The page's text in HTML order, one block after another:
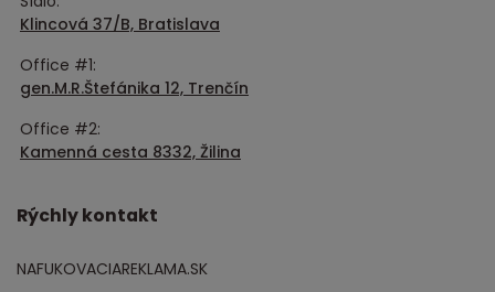
Klincová 37/B, Bratislava
Office #1:
gen.M.R.Štefánika 12, Trenčín
Office #2:
Kamenná cesta 8332, Žilina
Rýchly kontakt
NAFUKOVACIAREKLAMA.SK